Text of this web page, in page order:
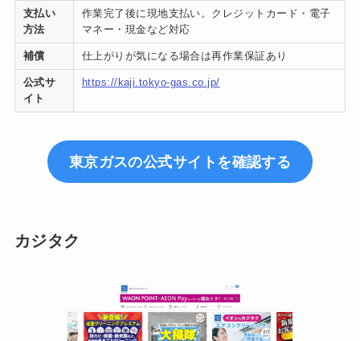
支払い
方法
作業完了後に現地支払い。クレジットカード・電子
マネー・現金など対応
補償 仕上がりが気になる場合は再作業保証あり
公式サ
イト
https://kaji.tokyo-gas.co.jp/
東京ガスの公式サイトを確認する
カジタク